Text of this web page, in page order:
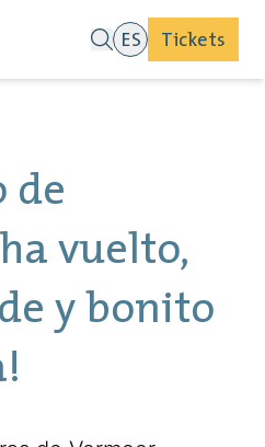
ES Tickets
de
vuelto,
y bonito